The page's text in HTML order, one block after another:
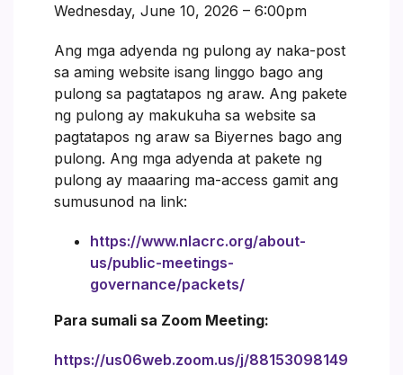
Wednesday, June 10, 2026 – 6:00pm
Ang mga adyenda ng pulong ay naka-post
sa aming website isang linggo bago ang
pulong sa pagtatapos ng araw. Ang pakete
ng pulong ay makukuha sa website sa
pagtatapos ng araw sa Biyernes bago ang
pulong. Ang mga adyenda at pakete ng
pulong ay maaaring ma-access gamit ang
sumusunod na link:
https://www.nlacrc.org/about-
us/public-meetings-
governance/packets/
Para sumali sa Zoom Meeting:
https://us06web.zoom.us/j/88153098149